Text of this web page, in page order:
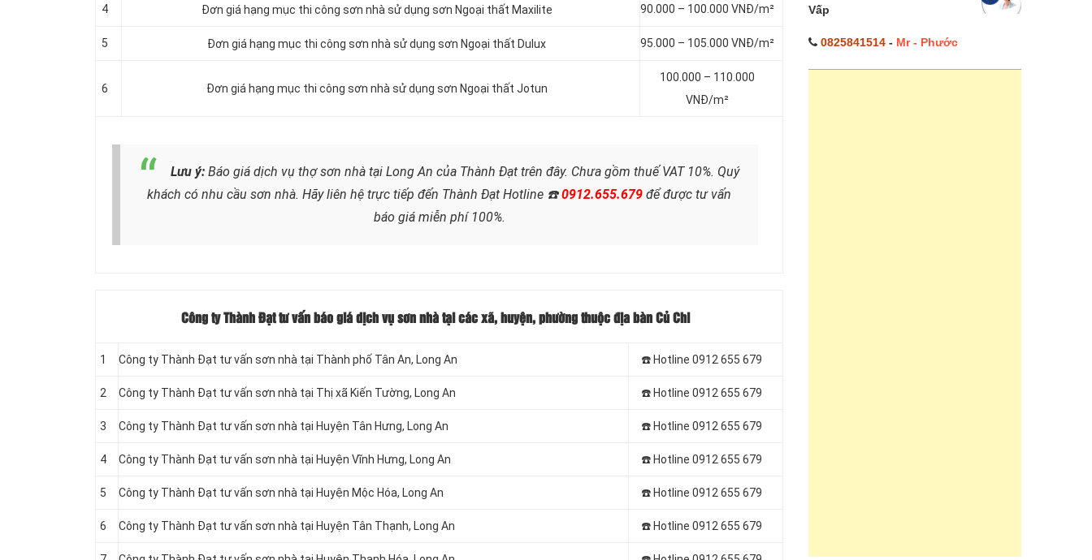
4 Đơn giá hạng mục thi công sơn nhà sử dụng sơn Ngoại thất Maxilite 90.000 – 100.000 VNĐ/m²
5 Đơn giá hạng mục thi công sơn nhà sử dụng sơn Ngoại thất Dulux 95.000 – 105.000 VNĐ/m²
6 Đơn giá hạng mục thi công sơn nhà sử dụng sơn Ngoại thất Jotun
100.000 – 110.000
VNĐ/m²
Lưu ý: Báo giá dịch vụ thợ sơn nhà tại Long An của Thành Đạt trên đây. Chưa gồm thuế VAT 10%. Quý
khách có nhu cầu sơn nhà. Hãy liên hệ trực tiếp đến Thành Đạt Hotline ☎️0912.655.679 để được tư vấn
báo giá miễn phí 100%.
Công ty Thành Đạt tư vấn báo giá dịch vụ sơn nhà tại các xã, huyện, phường thuộc địa bàn Củ Chi
1 Công ty Thành Đạt tư vấn sơn nhà tại Thành phố Tân An, Long An ☎️ Hotline 0912 655 679
2 Công ty Thành Đạt tư vấn sơn nhà tại Thị xã Kiến Tường, Long An ☎️ Hotline 0912 655 679
3 Công ty Thành Đạt tư vấn sơn nhà tại Huyện Tân Hưng, Long An ☎️ Hotline 0912 655 679
4 Công ty Thành Đạt tư vấn sơn nhà tại Huyện Vĩnh Hưng, Long An ☎️ Hotline 0912 655 679
5 Công ty Thành Đạt tư vấn sơn nhà tại Huyện Mộc Hóa, Long An ☎️ Hotline 0912 655 679
6 Công ty Thành Đạt tư vấn sơn nhà tại Huyện Tân Thạnh, Long An ☎️ Hotline 0912 655 679
Vấp
0825841514- Mr - Phước